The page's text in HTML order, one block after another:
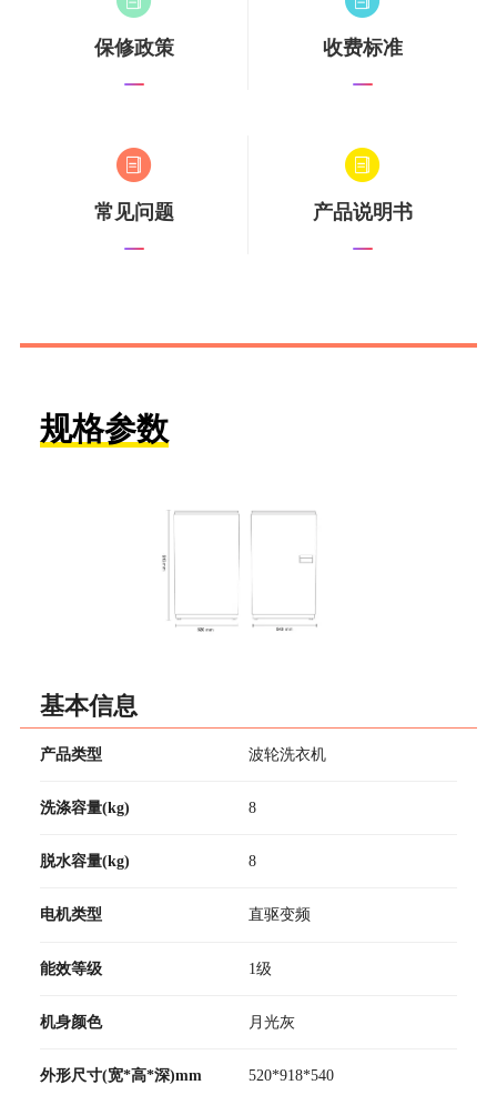
保修政策 收费标准
常见问题 产品说明书
规格参数
基本信息
产品类型 波轮洗衣机
洗涤容量(kg) 8
脱水容量(kg) 8
电机类型 直驱变频
能效等级 1级
机身颜色 月光灰
外形尺寸(宽*高*深)mm 520*918*540